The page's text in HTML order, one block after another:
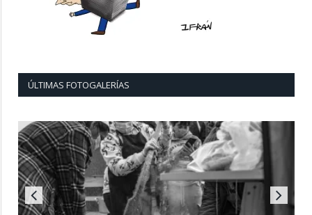
ÚLTIMAS FOTOGALERÍAS